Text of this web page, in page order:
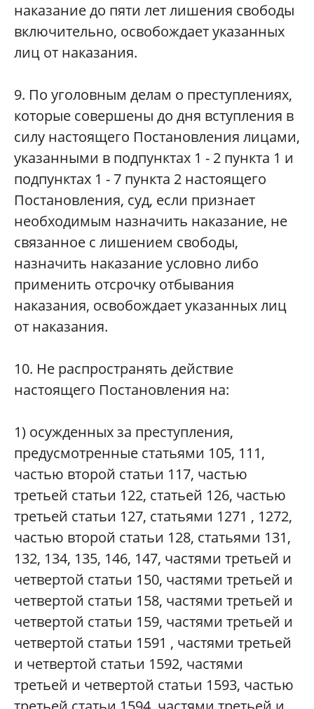
наказание до пяти лет лишения свободы
включительно, освобождает указанных
лиц от наказания.
9. По уголовным делам о преступлениях,
которые совершены до дня вступления в
силу настоящего Постановления лицами,
указанными в подпунктах 1 - 2 пункта 1 и
подпунктах 1 - 7 пункта 2 настоящего
Постановления, суд, если признает
необходимым назначить наказание, не
связанное с лишением свободы,
назначить наказание условно либо
применить отсрочку отбывания
наказания, освобождает указанных лиц
от наказания.
10. Не распространять действие
настоящего Постановления на:
1) осужденных за преступления,
предусмотренные статьями 105, 111,
частью второй статьи 117, частью
третьей статьи 122, статьей 126, частью
третьей статьи 127, статьями 1271 , 1272,
частью второй статьи 128, статьями 131,
132, 134, 135, 146, 147, частями третьей и
четвертой статьи 150, частями третьей и
четвертой статьи 158, частями третьей и
четвертой статьи 159, частями третьей и
четвертой статьи 1591 , частями третьей
и четвертой статьи 1592, частями
третьей и четвертой статьи 1593, частью